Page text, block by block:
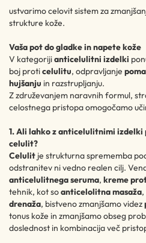
ustvarimo celovit sistem za
strukture kože.
Vaša pot do gladke in napete kože
V kategorijianticelulitni izdelki
boj proticelulitu, odpravljanje
hujšanju in razstrupljanju.
Z združevanjem naravnih formul,
celostnega pristopa omogočamo
1. Ali lahko z anticelulitnimi izdelki
celulit?
Celulit je strukturna sprememba
odstranitev ni vedno realen cilj.
anticelulitnega seruma, kreme
tehnik, kot soanticelolitna masaža,
drenaža, bistveno zmanjšamo videz
tonus kože in zmanjšamo obseg
doslednost in kombinacija več